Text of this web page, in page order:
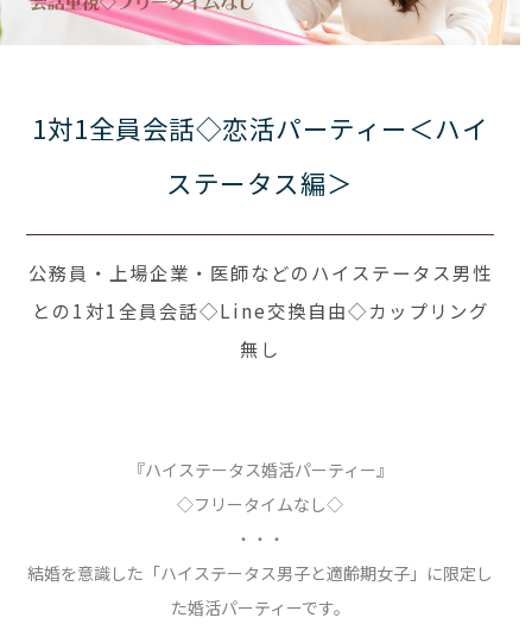
1対1全員会話◇恋活パーティー＜ハイ
ステータス編＞
公務員・上場企業・医師などのハイステータス男性
との1対1全員会話◇Line交換自由◇カップリング
無し
『ハイステータス婚活パーティー』
◇フリータイムなし◇
・・・
結婚を意識した「ハイステータス男子と適齢期女子」に限定し
た婚活パーティーです。